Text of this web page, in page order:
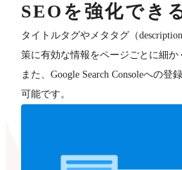
SEOを強化でき
タイトルタグやメタタグ（
策に有効な情報をページごとに細か
また、Google Search Consoleへの
可能です。